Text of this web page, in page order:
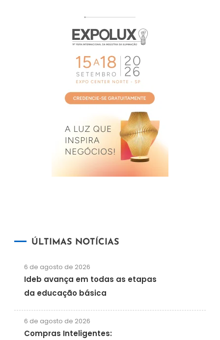
ÚLTIMAS NOTÍCIAS
6 de agosto de 2026
Ideb avança em todas as etapas
da educação básica
6 de agosto de 2026
Compras Inteligentes: